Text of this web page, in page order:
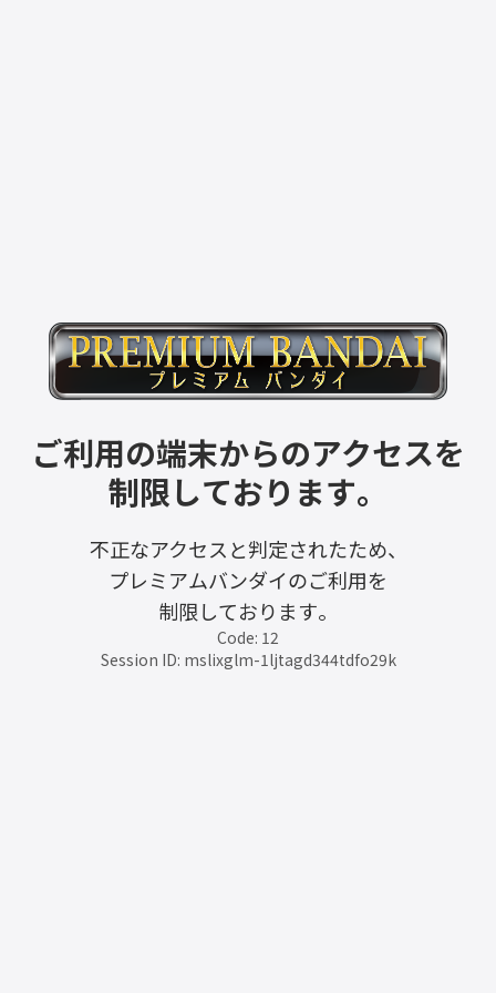
ご利用の端末からのアクセスを
制限しております。
不正なアクセスと判定されたため、
プレミアムバンダイのご利用を
制限しております。
Code: 12
Session ID: mslixglm-1ljtagd344tdfo29k